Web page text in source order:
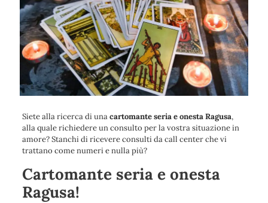
Siete alla ricerca di unacartomante seria e onesta Ragusa,
alla quale richiedere un consulto per la vostra situazione in
amore? Stanchi di ricevere consulti da call center che vi
trattano come numeri e nulla più?
Cartomante seria e onesta
Ragusa!